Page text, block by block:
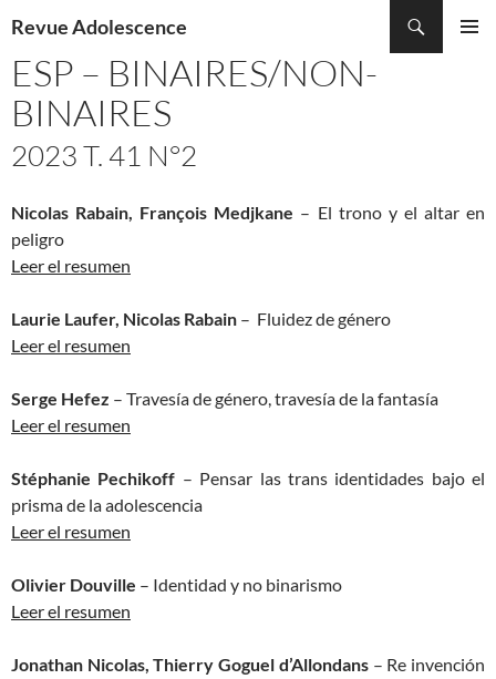
Revue Adolescence
AU
CONTENU
ESP – BINAIRES/NON-
BINAIRES
2023 T. 41 N°2
Nicolas Rabain, François Medjkane – El trono y el altar en
peligro
Leer el resumen
Laurie Laufer, Nicolas Rabain – Fluidez de género
Leer el resumen
Serge Hefez – Travesía de género, travesía de la fantasía
Leer el resumen
Stéphanie Pechikoff – Pensar las trans identidades bajo el
prisma de la adolescencia
Leer el resumen
Olivier Douville – Identidad y no binarismo
Leer el resumen
Jonathan Nicolas, Thierry Goguel d’Allondans– Re invención